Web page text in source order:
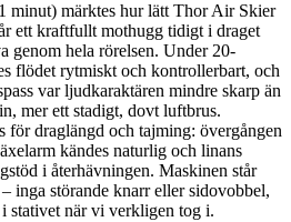
minut) märktes hur lätt Thor Air Skier
ett kraftfullt mothugg tidigt i draget
genom hela rörelsen. Under 20-
flödet rytmiskt och kontrollerbart, och
var ljudkaraktären mindre skarp än
mer ett stadigt, dovt luftbrus.
för draglängd och tajming: övergången
kändes naturlig och linans
i återhävningen. Maskinen står
inga störande knarr eller sidovobbel,
stativet när vi verkligen tog i.